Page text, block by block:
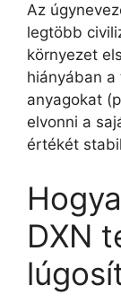
Az
legtöbb
környezet
hiányában
anyagokat
elvonni a
értékét
DXN